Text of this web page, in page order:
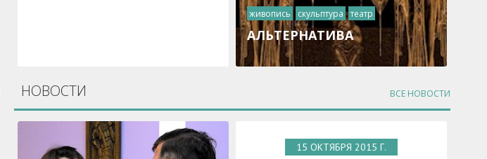
живопись скульптура театр
АЛЬТЕРНАТИВА
ВСЕ НОВОСТИ
НОВОСТИ
15 ОКТЯБРЯ 2015 Г.